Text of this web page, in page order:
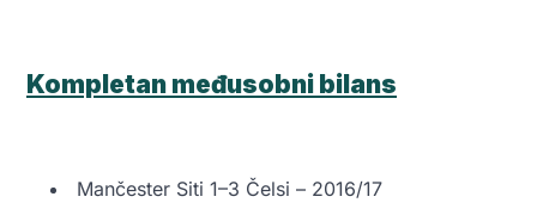
Kompletan međusobni bilans
Mančester Siti 1–3 Čelsi – 2016/17